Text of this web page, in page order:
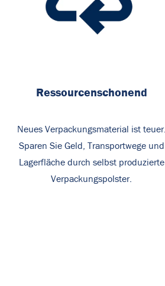
Ressourcenschonend
Neues Verpackungsmaterial ist teuer.
Sparen Sie Geld, Transportwege und
Lagerfläche durch selbst produzierte
Verpackungspolster.